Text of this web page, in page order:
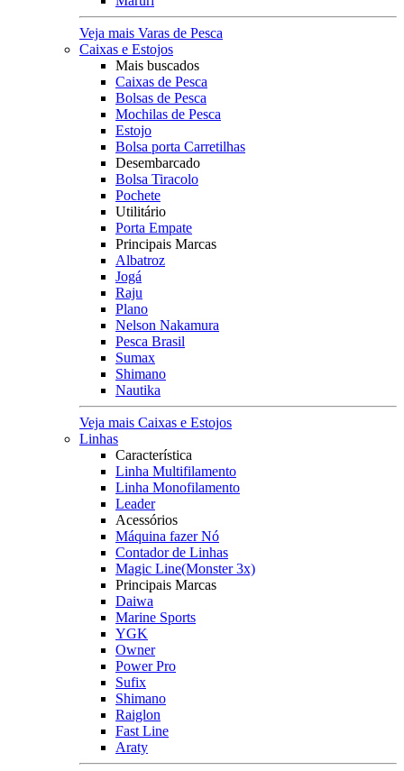
Veja mais Varas de Pesca
Caixas e Estojos
Mais buscados
Caixas de Pesca
Bolsas de Pesca
Mochilas de Pesca
Estojo
Bolsa porta Carretilhas
Desembarcado
Bolsa Tiracolo
Pochete
Utilitário
Porta Empate
Principais Marcas
Albatroz
Jogá
Raju
Plano
Nelson Nakamura
Pesca Brasil
Sumax
Shimano
Nautika
Veja mais Caixas e Estojos
Linhas
Característica
Linha Multifilamento
Linha Monofilamento
Leader
Acessórios
Máquina fazer Nó
Contador de Linhas
Magic Line(Monster 3x)
Principais Marcas
Daiwa
Marine Sports
YGK
Owner
Power Pro
Sufix
Shimano
Raiglon
Fast Line
Araty